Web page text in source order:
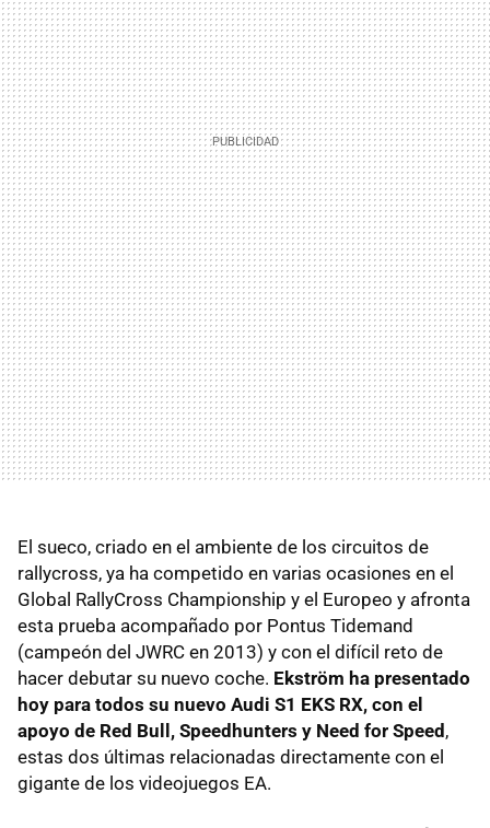
El sueco, criado en el ambiente de los circuitos de
rallycross, ya ha competido en varias ocasiones en el
Global RallyCross Championship y el Europeo y afronta
esta prueba acompañado por Pontus Tidemand
(campeón del JWRC en 2013) y con el difícil reto de
hacer debutar su nuevo coche. Ekström ha presentado
hoy para todos su nuevo Audi S1 EKS RX, con el
apoyo de Red Bull, Speedhunters y Need for Speed ,
estas dos últimas relacionadas directamente con el
gigante de los videojuegos EA.